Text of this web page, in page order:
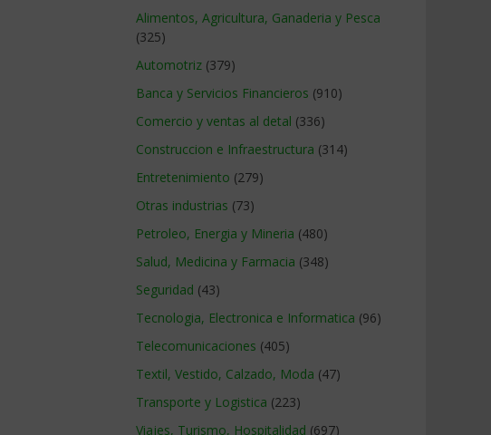
Alimentos, Agricultura, Ganaderia y Pesca
(325)
Automotriz (379)
Banca y Servicios Financieros (910)
Comercio y ventas al detal (336)
Construccion e Infraestructura (314)
Entretenimiento (279)
Otras industrias (73)
Petroleo, Energia y Mineria (480)
Salud, Medicina y Farmacia (348)
Seguridad (43)
Tecnologia, Electronica e Informatica (96)
Telecomunicaciones (405)
Textil, Vestido, Calzado, Moda (47)
Transporte y Logistica (223)
Viajes, Turismo, Hospitalidad (697)